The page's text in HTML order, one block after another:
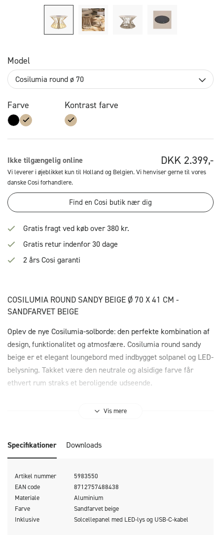
Model
Cosilumia round ø 70
Farve Kontrast farve
DKK 2.399,-
Ikke tilgængelig online
Vi leverer i øjeblikket kun til Holland og Belgien. Vi henviser gerne til vores
danske Cosi forhandlere.
Find en Cosi butik nær dig
Gratis fragt ved køb over 380 kr.
Gratis retur indenfor 30 dage
2 års Cosi garanti
COSILUMIA ROUND SANDY BEIGE Ø 70 X 41 CM -
SANDFARVET BEIGE
Oplev de nye Cosilumia-solborde: den perfekte kombination af
design, funktionalitet og atmosfære. Cosilumia round sandy
beige er et elegant loungebord med indbygget solpanel og LED-
belysning. Takket være den neutrale og alsidige farve får
ethvert rum straks et beroligende udseende.
Loungebord til indendørs og udendørs brug
en smuk lyseffekt på jorden og skaber en varm og indbydende
stemning. Cosilumia fås i tre trendy farver: teak, sort og
sandbeige, og i to størrelser: ø52 x 60 cm og ø70 x 41 cm. Mix
og match bordene, så de passer perfekt til din indretning eller
dit uderum. Det er nemt at betjene sidebordet med LED-
belysning. Tryk på knappen oven på solpanelet for at tænde
Cosilumia manuelt. Med denne knap kan du også nemt vælge
Vis mere
Specifikationer Downloads
Artikel nummer
5983550
EAN code
8712757488438
Materiale
Aluminium
Farve
Sandfarvet beige
Inklusive
Solcellepanel med LED-lys og USB-C-kabel